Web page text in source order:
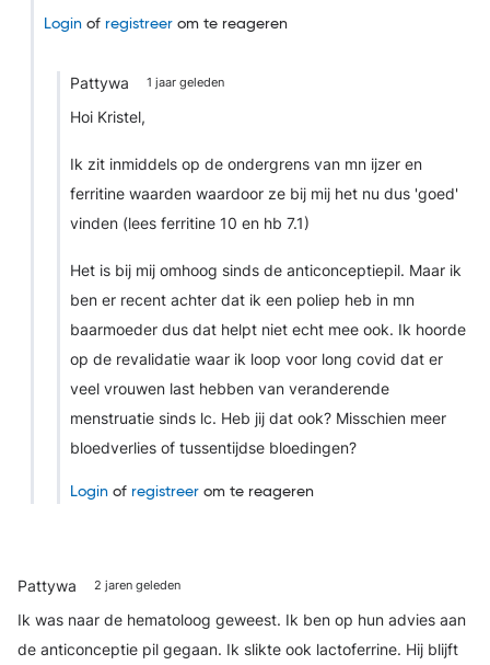
Login of registreer om te reageren
Pattywa 1 jaar geleden
Hoi Kristel,
Ik zit inmiddels op de ondergrens van mn ijzer en
ferritine waarden waardoor ze bij mij het nu dus 'goed'
vinden (lees ferritine 10 en hb 7.1)
Het is bij mij omhoog sinds de anticonceptiepil. Maar ik
ben er recent achter dat ik een poliep heb in mn
baarmoeder dus dat helpt niet echt mee ook. Ik hoorde
op de revalidatie waar ik loop voor long covid dat er
veel vrouwen last hebben van veranderende
menstruatie sinds lc. Heb jij dat ook? Misschien meer
bloedverlies of tussentijdse bloedingen?
Login of registreer om te reageren
Pattywa 2 jaren geleden
Ik was naar de hematoloog geweest. Ik ben op hun advies aan
de anticonceptie pil gegaan. Ik slikte ook lactoferrine. Hij blijft